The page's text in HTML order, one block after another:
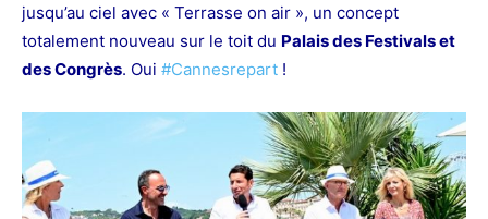
jusqu’au ciel avec « Terrasse on air », un concept
totalement nouveau sur le toit du Palais des Festivals et
des Congrès. Oui #Cannesrepart !